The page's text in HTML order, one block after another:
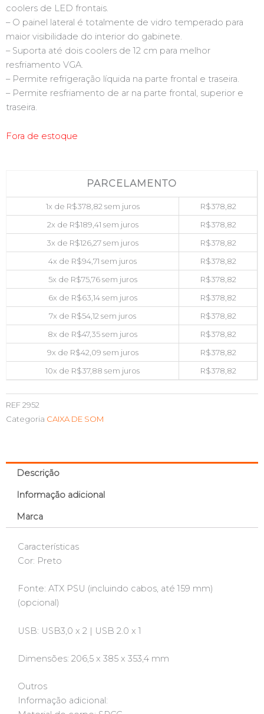
coolers de LED frontais.
– O painel lateral é totalmente de vidro temperado para
maior visibilidade do interior do gabinete.
– Suporta até dois coolers de 12 cm para melhor
resfriamento VGA.
– Permite refrigeração líquida na parte frontal e traseira.
– Permite resfriamento de ar na parte frontal, superior e
traseira.
Fora de estoque
PARCELAMENTO
1x de R$378,82 sem juros R$378,82
2x de R$189,41 sem juros R$378,82
3x de R$126,27sem juros R$378,82
4x de R$94,71 sem juros R$378,82
5x de R$75,76sem juros R$378,82
6x de R$63,14sem juros R$378,82
7x de R$54,12 sem juros R$378,82
8x de R$47,35sem juros R$378,82
9x de R$42,09 sem juros R$378,82
10x de R$37,88 sem juros R$378,82
REF2952
Categoria CAIXA DE SOM
Descrição
Informação adicional
Marca
Características
Cor: Preto
Fonte: ATX PSU (incluindo cabos, até 159 mm)
(opcional)
USB: USB3,0 x 2 | USB 2.0 x 1
Dimensões: 206,5 x 385 x 353,4 mm
Outros
Informação adicional: